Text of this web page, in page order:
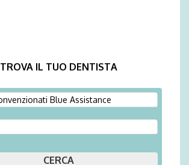
TROVA IL TUO DENTISTA